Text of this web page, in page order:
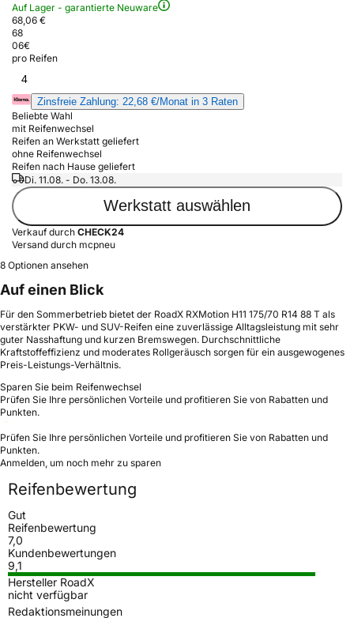
Auf Lager - garantierte Neuware
68,06 €
68
06€
pro Reifen
4
Zinsfreie Zahlung: 22,68 €/Monat in 3 Raten
Beliebte Wahl
mit Reifenwechsel
Reifen an Werkstatt geliefert
ohne Reifenwechsel
Reifen nach Hause geliefert
Di. 11.08. - Do. 13.08.
Werkstatt auswählen
Verkauf durch CHECK24
Versand durch mcpneu
8 Optionen ansehen
Auf einen Blick
Für den Sommerbetrieb bietet der RoadX RXMotion H11 175/70 R14 88 T als
verstärkter PKW- und SUV-Reifen eine zuverlässige Alltagsleistung mit sehr
guter Nasshaftung und kurzen Bremswegen. Durchschnittliche
Kraftstoffeffizienz und moderates Rollgeräusch sorgen für ein ausgewogenes
Preis-Leistungs-Verhältnis.
Sparen Sie beim Reifenwechsel
Prüfen Sie Ihre persönlichen Vorteile und profitieren Sie von Rabatten und
Punkten.
Prüfen Sie Ihre persönlichen Vorteile und profitieren Sie von Rabatten und
Punkten.
Anmelden, um noch mehr zu sparen
Reifenbewertung
Gut
Reifenbewertung
7,0
Kundenbewertungen
9,1
Hersteller RoadX
nicht verfügbar
Redaktionsmeinungen